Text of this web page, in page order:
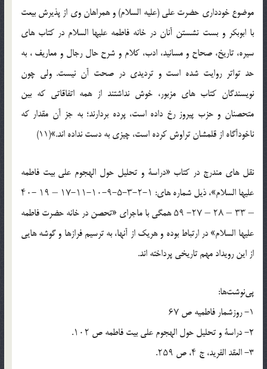
موضوع خودداری حضرت علی (علیه السلام) و همراهان وی از پذیرش بیعت
با ابوبکر و بست نشستن آنان در خانه فاطمه علیها السلام در کتاب های
سیره، تاریخ، صحاح و مسانید، ادب، کلام و شرح حال رجال و معاریف ، به
حد تواتر روایت شده است و تردیدی در صحت آن نیست. ولی چون
نویسندگان کتاب های مزبور، خوش نداشتند از همه اتفاقاتی که بین
متحصنان و حزب پیروز رخ داده است، پرده بردارند؛ به جز آن مقدار که
ناخودآگاه از قلمشان تراوش کرده است، چیزی به دست نداده اند.»(11)
نقل های مندرج در کتاب «دراسة و تحلیل حول الهجوم على بیت فاطمه
علیها السلام»، ذیل شماره های: ۱-۲-۳-۵-۹-۱۰-۱۱-۱۷ – ۱۹ -۴۰
– ۳۳ – ۲۸ – ۲۷- ۵۹ همگی با ماجرای «تحصن در خانه حضرت فاطمه
علیها السلام» در ارتباط بوده و هریک از آنها، به ترسیم فرازها و گوشه هایی
از این رویداد مهم تاریخی پرداخته اند.
پی‌نوشت‌ها:
١- روزشمار فاطمیه ص ۶۷
2- دراسة و تحلیل حول الهجوم على بیت فاطمه ص ۱۰۲.
٣- العقد الفرید، ج ۴، ص ۲۵۹.